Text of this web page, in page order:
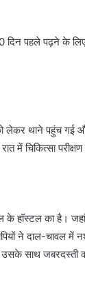
दिन पहले पढ़ने के
को लेकर थाने पहुंच
में चिकित्सा
के हॉस्टल का है।
ने दाल-चावल में
साथ